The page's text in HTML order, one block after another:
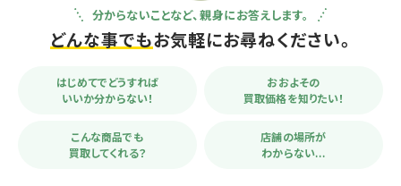
分からないことなど、親身にお答えします。
どんな事でもお気軽にお尋ねください。
はじめてでどうすれば
いいか分からない！
おおよその
買取価格を知りたい！
こんな商品でも
買取してくれる？
店舗の場所が
わからない…